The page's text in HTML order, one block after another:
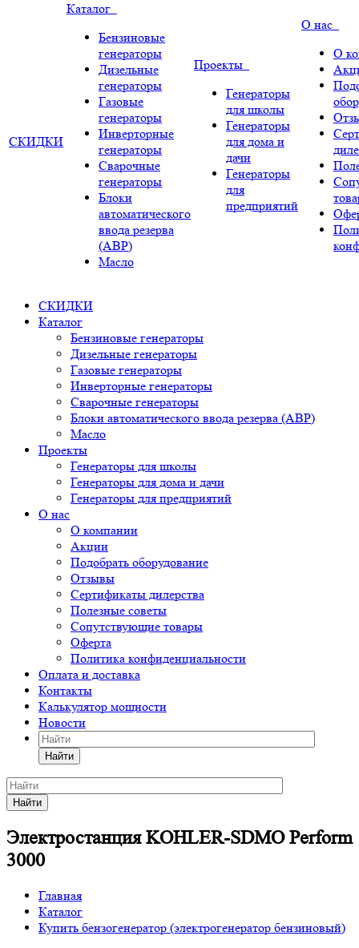
СКИДКИ
Каталог
Бензиновые
генераторы
Дизельные
генераторы
Газовые
генераторы
Инверторные
генераторы
Сварочные
генераторы
Блоки
автоматического
ввода резерва
(АВР)
Масло
Проекты
Генераторы
для школы
Генераторы
для дома и
дачи
Генераторы
для
предприятий
О нас
О
СКИДКИ
Каталог
Бензиновые генераторы
Дизельные генераторы
Газовые генераторы
Инверторные генераторы
Сварочные генераторы
Блоки автоматического ввода резерва (АВР)
Масло
Проекты
Генераторы для школы
Генераторы для дома и дачи
Генераторы для предприятий
О нас
О компании
Акции
Подобрать оборудование
Отзывы
Сертификаты дилерства
Полезные советы
Сопутствующие товары
Оферта
Политика конфиденциальности
Оплата и доставка
Контакты
Калькулятор мощности
Новости
Найти
Найти
Электростанция KOHLER-SDMO Perform
3000
Главная
Каталог
Купить бензогенератор (электрогенератор бензиновый)